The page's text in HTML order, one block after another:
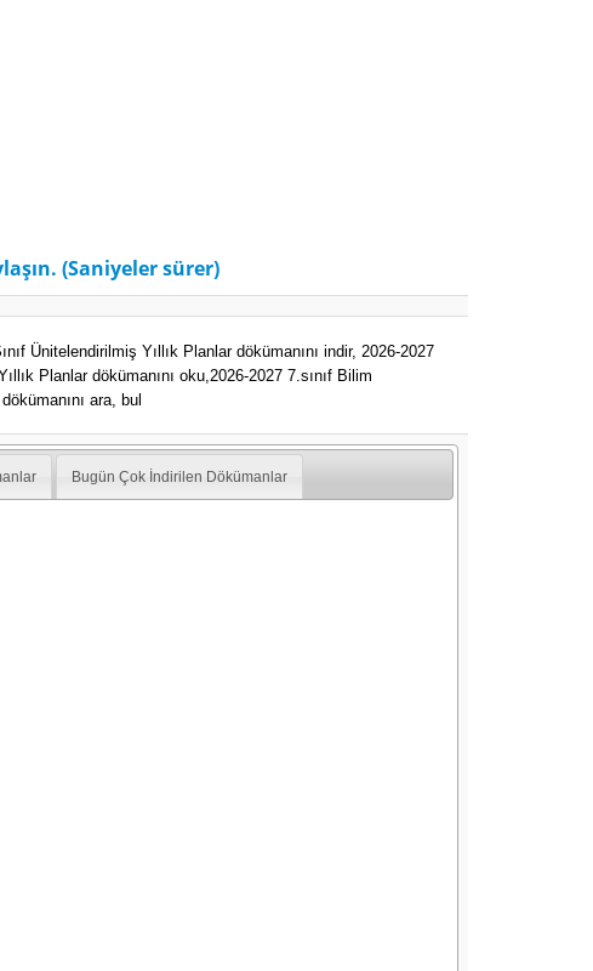
(Saniyeler sürer)
Ünitelendirilmiş Yıllık Planlar dökümanını indir,2026-2027
Planlar dökümanını oku,2026-2027 7.sınıf Bilim
ara, bul
Bugün Çok İndirilen Dökümanlar